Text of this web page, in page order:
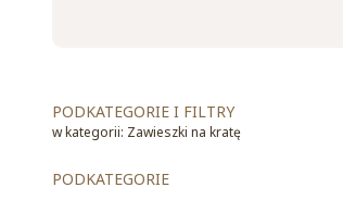
PODKATEGORIE I FILTRY
w kategorii: Zawieszki na kratę
PODKATEGORIE